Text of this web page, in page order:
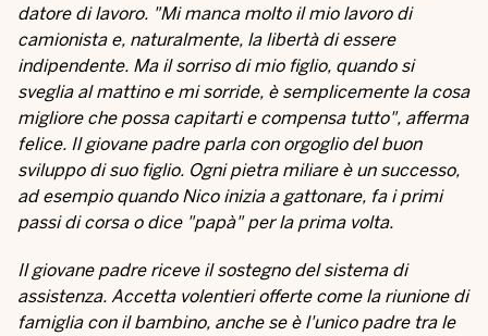
datore di lavoro. "Mi manca molto il mio lavoro di
camionista e, naturalmente, la libertà di essere
indipendente. Ma il sorriso di mio figlio, quando si
sveglia al mattino e mi sorride, è semplicemente la cosa
migliore che possa capitarti e compensa tutto", afferma
felice. Il giovane padre parla con orgoglio del buon
sviluppo di suo figlio. Ogni pietra miliare è un successo,
ad esempio quando Nico inizia a gattonare, fa i primi
passi di corsa o dice "papà" per la prima volta.
Il giovane padre riceve il sostegno del sistema di
assistenza. Accetta volentieri offerte come la riunione di
famiglia con il bambino, anche se è l'unico padre tra le